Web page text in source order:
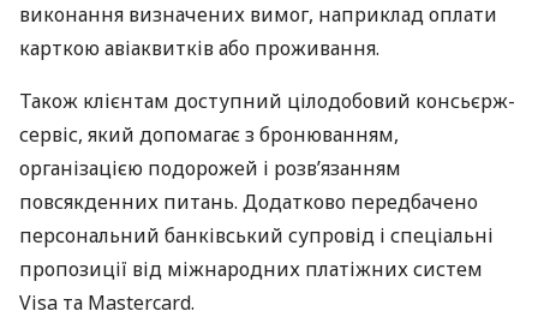
виконання визначених вимог, наприклад оплати
карткою авіаквитків або проживання.
Також клієнтам доступний цілодобовий консьєрж-
сервіс, який допомагає з бронюванням,
організацією подорожей і розв’язанням
повсякденних питань. Додатково передбачено
персональний банківський супровід і спеціальні
пропозиції від міжнародних платіжних систем
Visa та Mastercard.